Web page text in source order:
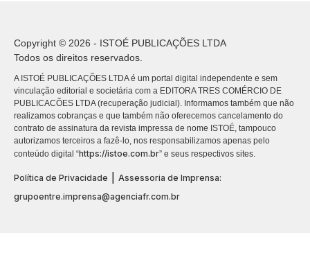
Copyright © 2026 - ISTOÉ PUBLICAÇÕES LTDA
Todos os direitos reservados.
A ISTOÉ PUBLICAÇÕES LTDA é um portal digital independente e sem
vinculação editorial e societária com a EDITORA TRES COMÉRCIO DE
PUBLICACÕES LTDA (recuperação judicial). Informamos também que não
realizamos cobranças e que também não oferecemos cancelamento do
contrato de assinatura da revista impressa de nome ISTOÉ, tampouco
autorizamos terceiros a fazê-lo, nos responsabilizamos apenas pelo
conteúdo digital “https://istoe.com.br” e seus respectivos sites.
Política de Privacidade
Assessoria de Imprensa:
grupoentre.imprensa@agenciafr.com.br